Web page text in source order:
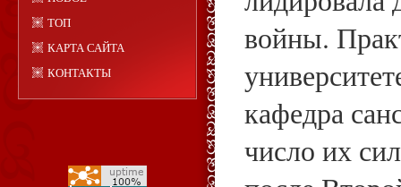
ТОП
КАРТА САЙТА
КОНТАКТЫ
войны.
кафедра
число их